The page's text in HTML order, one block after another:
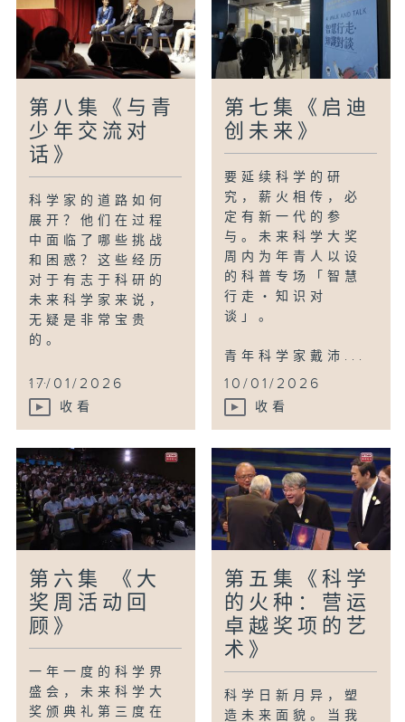
第八集《与青
少年交流对
话》
科学家的道路如何
展开？他们在过程
中面临了哪些挑战
和困惑？这些经历
对于有志于科研的
未来科学家来说，
无疑是非常宝贵
的。
...
17/01/2026
收看
第七集《启迪
创未来》
要延续科学的研
究，薪火相传，必
定有新一代的参
与。未来科学大奖
周内为年青人以设
的科普专场「智慧
行走・知识对
谈」。
青年科学家戴沛...
10/01/2026
收看
第六集 《大
奖周活动回
顾》
一年一度的科学界
盛会，未来科学大
奖颁典礼第三度在
第五集《科学
的火种：营运
卓越奖项的艺
术》
科学日新月异，塑
造未来面貌。当我